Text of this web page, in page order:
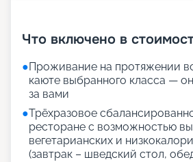
Что включено в
●Проживание на протяжении
каюте выбранного класса —
за вами
●Трёхразовое
ресторане с возможностью
вегетарианских и
(завтрак – шведский стол,